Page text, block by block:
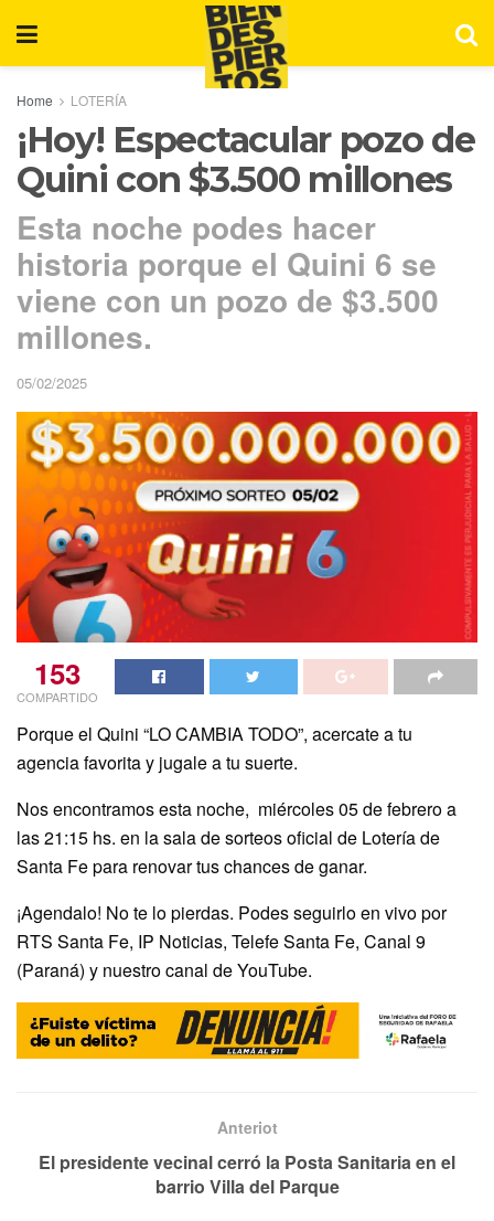
Home LOTERÍA
¡Hoy! Espectacular pozo de
Quini con $3.500 millones
Esta noche podes hacer
historia porque el Quini 6 se
viene con un pozo de $3.500
millones.
05/02/2025
153
COMPARTIDO
Porque el Quini “LO CAMBIA TODO”, acercate a tu
agencia favorita y jugale a tu suerte.
Nos encontramos esta noche, miércoles 05 de febrero a
las 21:15 hs. en la sala de sorteos oficial de Lotería de
Santa Fe para renovar tus chances de ganar.
¡Agendalo! No te lo pierdas. Podes seguirlo en vivo por
RTS Santa Fe, IP Noticias, Telefe Santa Fe, Canal 9
(Paraná) y nuestro canal de YouTube.
Anteriot
El presidente vecinal cerró la Posta Sanitaria en el
barrio Villa del Parque